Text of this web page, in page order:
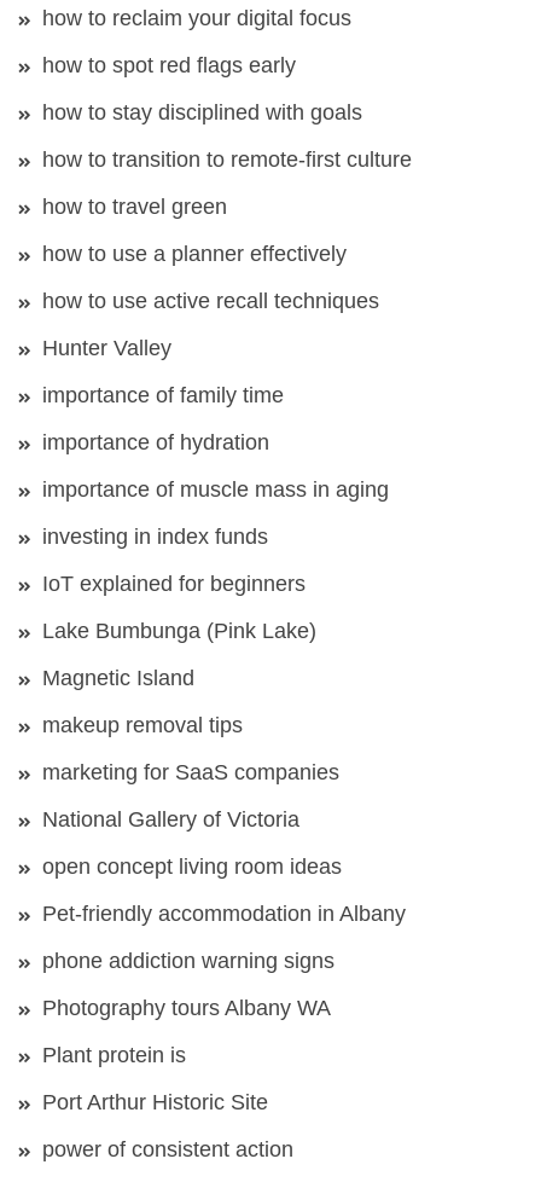
how to reclaim your digital focus
how to spot red flags early
how to stay disciplined with goals
how to transition to remote-first culture
how to travel green
how to use a planner effectively
how to use active recall techniques
Hunter Valley
importance of family time
importance of hydration
importance of muscle mass in aging
investing in index funds
IoT explained for beginners
Lake Bumbunga (Pink Lake)
Magnetic Island
makeup removal tips
marketing for SaaS companies
National Gallery of Victoria
open concept living room ideas
Pet-friendly accommodation in Albany
phone addiction warning signs
Photography tours Albany WA
Plant protein is
Port Arthur Historic Site
power of consistent action